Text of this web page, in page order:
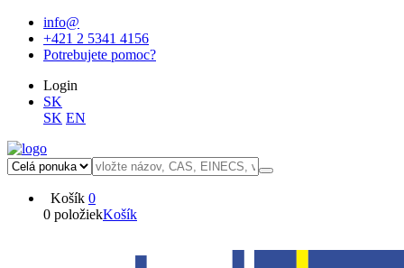
info@
+421 2 5341 4156
Potrebujete pomoc?
Login
SK
SK EN
Košík 0
0 položiekKošík